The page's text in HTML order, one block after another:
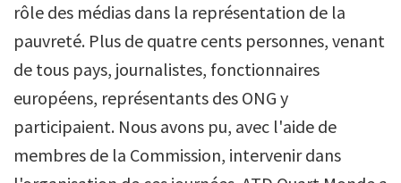
rôle des médias dans la représentation de la
pauvreté. Plus de quatre cents personnes, venant
de tous pays, journalistes, fonctionnaires
européens, représentants des ONG y
participaient. Nous avons pu, avec l'aide de
membres de la Commission, intervenir dans